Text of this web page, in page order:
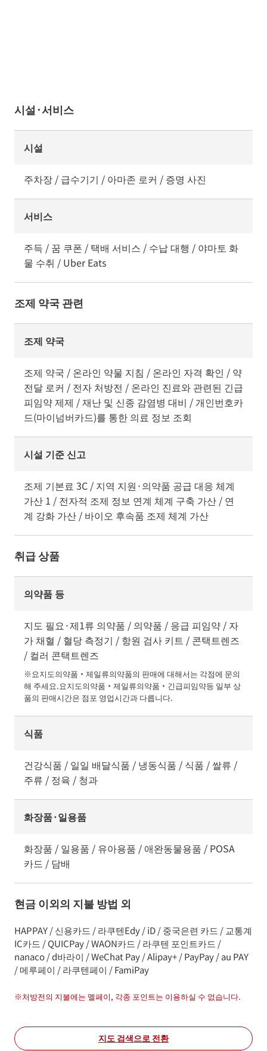
시설·서비스
시설
주차장 / 급수기기 / 아마존 로커 / 증명 사진
서비스
주득 / 꿈 쿠폰 / 택배 서비스 / 수납 대행 / 야마토 화
물 수취 / Uber Eats
조제 약국 관련
조제 약국
조제 약국 / 온라인 약물 지침 / 온라인 자격 확인 / 약
전달 로커 / 전자 처방전 / 온라인 진료와 관련된 긴급
피임약 제제 / 재난 및 신종 감염병 대비 / 개인번호카
드(마이넘버카드)를 통한 의료 정보 조회
시설 기준 신고
조제 기본료 3C / 지역 지원·의약품 공급 대응 체계
가산 1 / 전자적 조제 정보 연계 체계 구축 가산 / 연
계 강화 가산 / 바이오 후속품 조제 체계 가산
취급 상품
의약품 등
지도 필요·제1류 의약품 / 의약품 / 응급 피임약 / 자
가 채혈 / 혈당 측정기 / 항원 검사 키트 / 콘택트렌즈
/ 컬러 콘택트렌즈
※요지도의약품・제일류의약품의 판매에 대해서는 각점에 문의
해 주세요.요지도의약품・제일류의약품・긴급피임약등 일부 상
품의 판매시간은 점포 영업시간과 다릅니다.
식품
건강식품 / 일일 배달식품 / 냉동식품 / 식품 / 쌀류 /
주류 / 정육 / 청과
화장품·일용품
화장품 / 일용품 / 유아용품 / 애완동물용품 / POSA
카드 / 담배
현금 이외의 지불 방법 외
HAPPAY / 신용카드 / 라쿠텐Edy / iD / 중국은련 카드 / 교통계
IC카드 / QUICPay / WAON카드 / 라쿠텐 포인트카드 /
nanaco / d바라이 / WeChat Pay / Alipay+ / PayPay / au PAY
/ 메루페이 / 라쿠텐페이 / FamiPay
※처방전의 지불에는 멜페이, 각종 포인트는 이용하실 수 없습니다.
지도 검색으로 전환